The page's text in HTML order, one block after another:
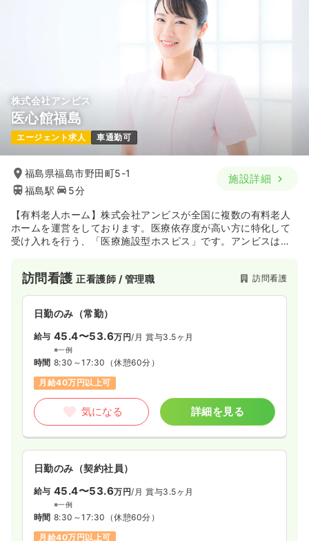
オンコールあり
月給24万円以上可
詳細を見る
株式会社アンビス
医心館福島
エージェント求人 車通勤可
福島県福島市野田町5-1
福島駅
5分
施設詳細
【有料老人ホーム】株式会社アンビスが全国に複数の有料老人
ホームを運営をしております。医療依存度が高い方に特化して
受け入れを行う、「医療施設型ホスピス」です。アンビスは創
護事業を通じて、元気で幸せな社会作りに貢献し、「最も信頼
される医療・介護のトータルカンパニー」を目指しています。
訪問看護正看護師 / 管理職 訪問看護
日勤のみ（常勤）
給与 45.4〜53.6万円/月 賞与3.5ヶ月
※一例
時間 8:30～17:30 （休憩60分）
月給40万円以上可
気になる 詳細を見る
日勤のみ（契約社員）
給与 45.4〜53.6万円/月 賞与3.5ヶ月
※一例
時間 8:30～17:30 （休憩60分）
月給40万円以上可